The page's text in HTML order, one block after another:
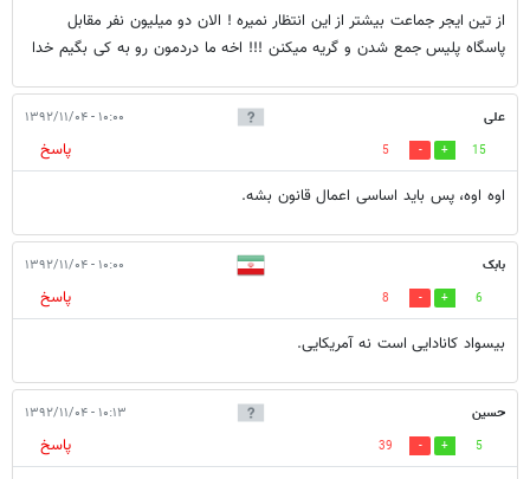
از تین ایجر جماعت بیشتر از این انتظار نمیره ! الان دو میلیون نفر مقابل
پاسگاه پلیس جمع شدن و گریه میکنن !!! اخه ما دردمون رو به کی بگیم خدا
علی ۱۰:۰۰ - ۱۳۹۲/۱۱/۰۴
15
5
پاسخ
اوه اوه، پس باید اساسی اعمال قانون بشه.
بابک ۱۰:۰۰ - ۱۳۹۲/۱۱/۰۴
6
8
پاسخ
بیسواد کانادایی است نه آمریکایی.
حسین ۱۰:۱۳ - ۱۳۹۲/۱۱/۰۴
5
39
پاسخ